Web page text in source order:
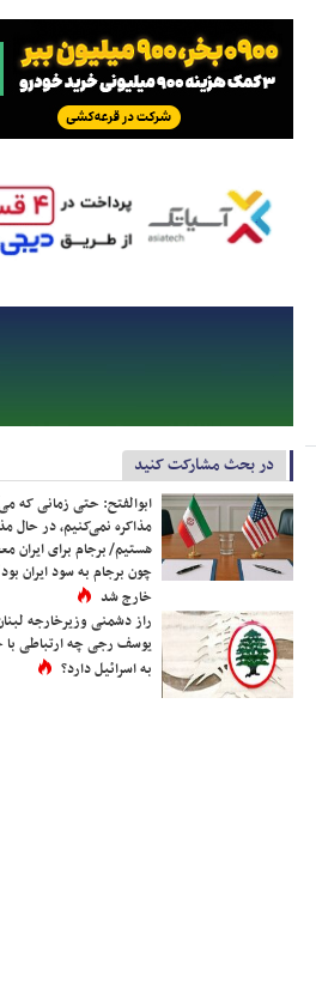
در بحث مشارکت کنید
ابوالفتح: حتی زمانی که
مذاکره نمی‌کنیم، در حال
هستیم/ برجام برای ایران
چون برجام به سود ایران بود
خارج شد
راز دشمنی وزیرخارجه
یوسف رجی چه ارتباطی
به اسرائیل دارد؟